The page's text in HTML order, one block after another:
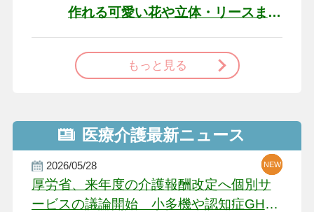
作れる可愛い花や立体・リースま
もっと見る
医療介護最新ニュース
2026/05/28
厚労省、来年度の介護報酬改定へ個別サ
ービスの議論開始 小多機や認知症GH、
NEW
NEW
NEW